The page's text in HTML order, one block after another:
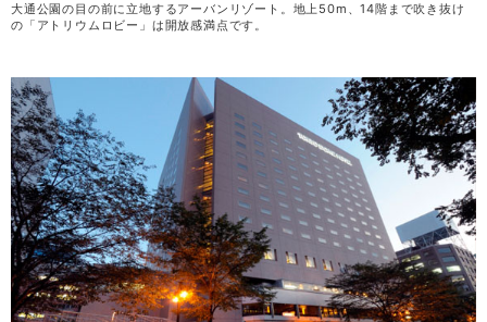
大通公園の目の前に立地するアーバンリゾート。地上50m、14階まで吹き抜け
の「アトリウムロビー」は開放感満点です。